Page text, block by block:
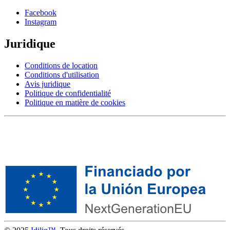
Facebook
Instagram
Juridique
Conditions de location
Conditions d'utilisation
Avis juridique
Politique de confidentialité
Politique en matière de cookies